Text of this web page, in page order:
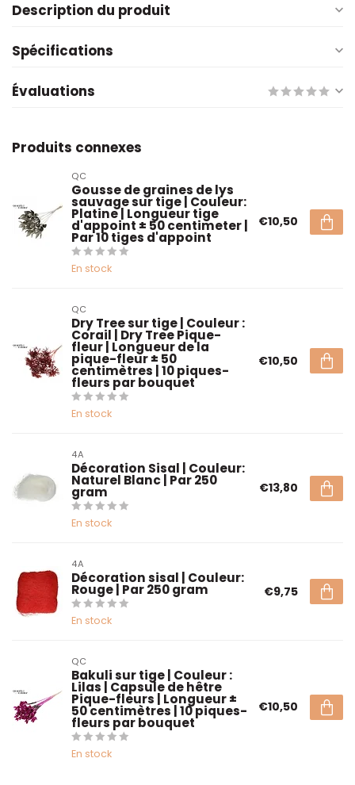
Description du produit
Spécifications
Évaluations
Produits connexes
QC
Gousse de graines de lys
sauvage sur tige | Couleur:
Platine | Longueur tige
d'appoint ± 50 centimeter |
Par 10 tiges d'appoint
En stock
€10,50
QC
Dry Tree sur tige | Couleur :
Corail | Dry Tree Pique-
fleur | Longueur de la
pique-fleur ± 50
centimètres | 10 piques-
fleurs par bouquet
En stock
€10,50
4A
Décoration Sisal | Couleur:
Naturel Blanc | Par 250
gram
En stock
€13,80
4A
Décoration sisal | Couleur:
Rouge | Par 250 gram
En stock
€9,75
QC
Bakuli sur tige | Couleur :
Lilas | Capsule de hêtre
Pique-fleurs | Longueur ±
50 centimètres | 10 piques-
fleurs par bouquet
En stock
€10,50